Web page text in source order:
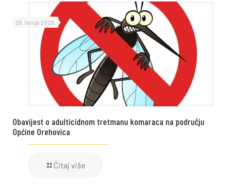
26. lipnja 2026.
Obavijest o adulticidnom tretmanu komaraca na području
Općine Orehovica
Čitaj više